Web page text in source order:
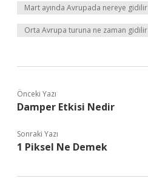
Mart ayında Avrupada nereye gidilir
Orta Avrupa turuna ne zaman gidilir
Önceki Yazı
Damper Etkisi Nedir
Sonraki Yazı
1 Piksel Ne Demek